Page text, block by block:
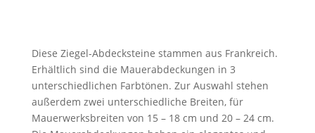
Diese Ziegel-Abdecksteine stammen aus Frankreich.
Erhältlich sind die Mauerabdeckungen in 3
unterschiedlichen Farbtönen. Zur Auswahl stehen
außerdem zwei unterschiedliche Breiten, für
Mauerwerksbreiten von 15 – 18 cm und 20 – 24 cm.